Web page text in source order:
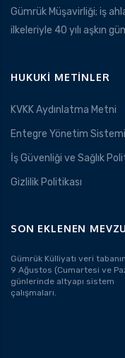
Gümrük Müşavirliği; iş
ilkeleriyle 40 yılı aşkın
HUKUKI METINLER
KVKK Aydınlatma Metni
Entegre Yönetim
İş Güvenliği ve Sağlık
Gizlilik Politikası
SON EKLENEN
Gümrük Külliyatı veri
9 Ağustos (Cumartesi ve
günlerinde altyapı sistem
çalışmaları.